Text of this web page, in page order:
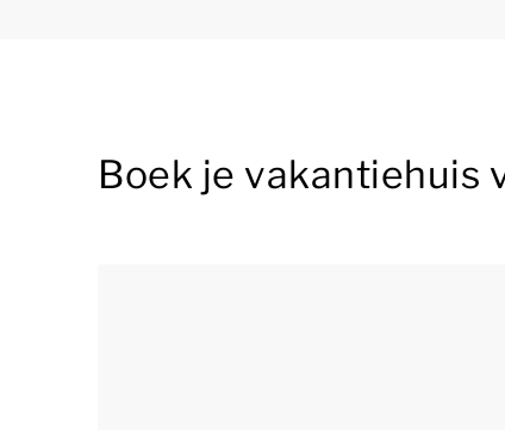
Boek je vakantiehuis